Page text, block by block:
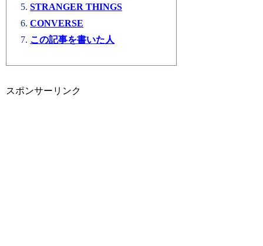
STRANGER THINGS
CONVERSE
この記事を書いた人
スポンサーリンク